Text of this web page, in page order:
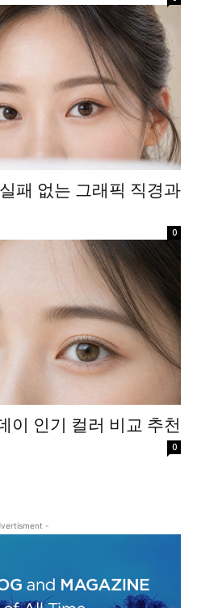
패 없는 그래픽 직경과
0
이 인기 컬러 비교 추천
0
-